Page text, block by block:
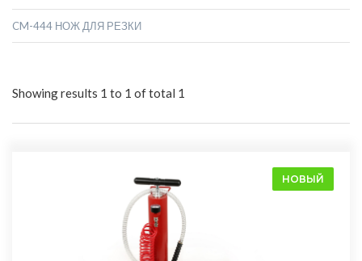
CM-444 НОЖ ДЛЯ РЕЗКИ
Showing results 1 to 1 of total 1
НОВЫЙ